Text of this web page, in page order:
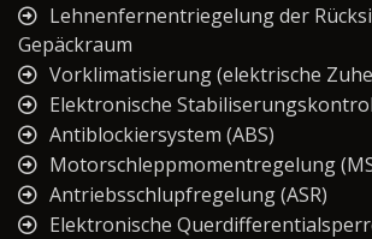
Lehnenfernentriegelung der
Gepäckraum
Vorklimatisierung (elektrische
Elektronische
Antiblockiersystem (ABS)
Motorschleppmomentregelung
Antriebsschlupfregelung (ASR)
Elektronische